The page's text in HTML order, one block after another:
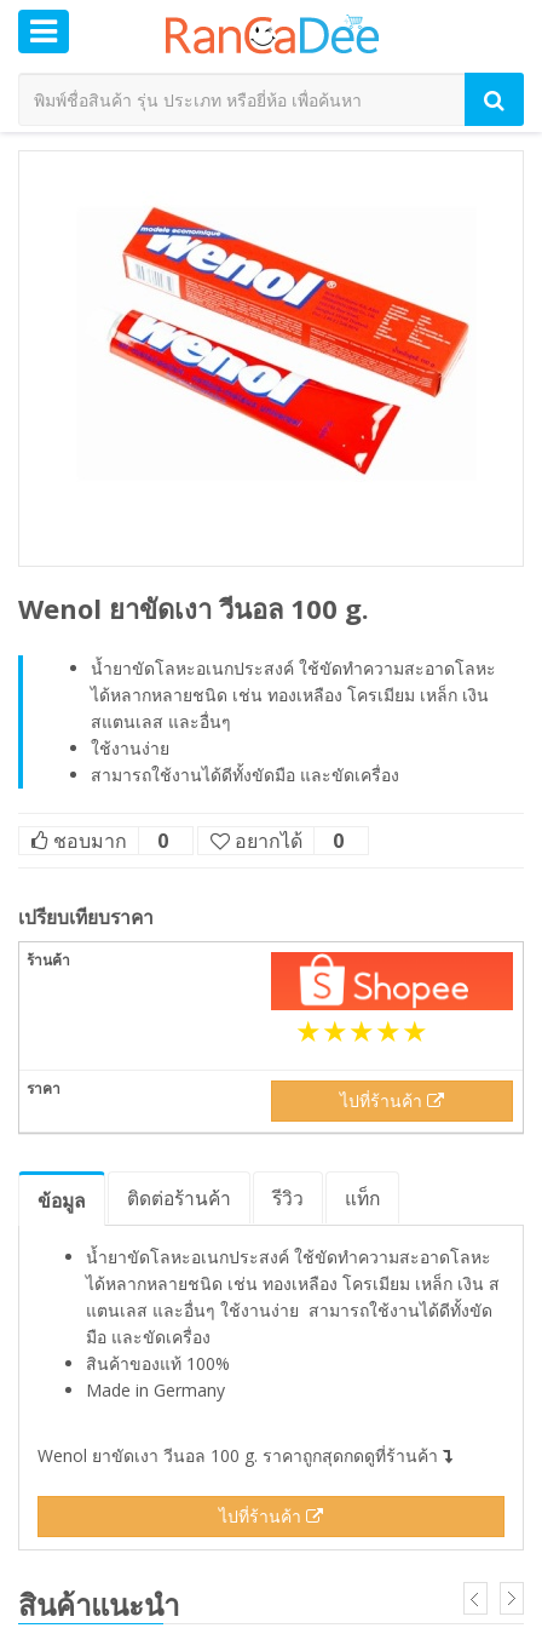
Wenol ยาขัดเงา วีนอล 100 g.
น้ำยาขัดโลหะอเนกประสงค์ ใช้ขัดทำความสะอาดโลหะ
ได้หลากหลายชนิด เช่น ทองเหลือง โครเมียม เหล็ก เงิน
สแตนเลส และอื่นๆ
ใช้งานง่าย
สามารถใช้งานได้ดีทั้งขัดมือ และขัดเครื่อง
ชอบมาก 0 อยากได้ 0
เปรียบเทียบราคา
ไปที่ร้านค้า
ข้อมูล ติดต่อร้านค้า รีวิว แท็ก
น้ำยาขัดโลหะอเนกประสงค์ ใช้ขัดทำความสะอาดโลหะ
ได้หลากหลายชนิด เช่น ทองเหลือง โครเมียม เหล็ก เงิน ส
แตนเลส และอื่นๆ ใช้งานง่าย สามารถใช้งานได้ดีทั้งขัด
มือ และขัดเครื่อง
สินค้าของแท้ 100%
Made in Germany
Wenol ยาขัดเงา วีนอล 100 g. ราคาถูกสุดกดดูที่ร้านค้า
ไปที่ร้านค้า
สินค้าแนะนำ